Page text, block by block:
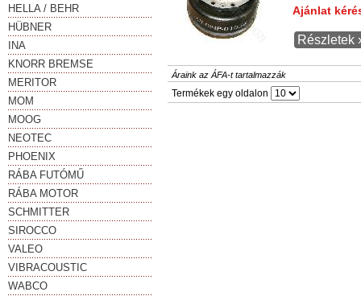
HELLA / BEHR
HÜBNER
INA
KNORR BREMSE
MERITOR
MOM
MOOG
NEOTEC
PHOENIX
RÁBA FUTÓMŰ
RÁBA MOTOR
SCHMITTER
SIROCCO
VALEO
VIBRACOUSTIC
WABCO
Ajánlat
Részletek
Áraink az ÁFA-t tartalmazzák
Termékek egy oldalon